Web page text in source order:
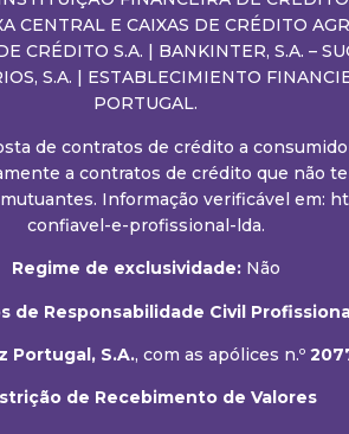
CENTRAL E CAIXAS DE CRÉDITO
CRÉDITO S.A. | BANKINTER, S.A. –
S.A. | ESTABLECIMIENTO
PORTUGAL.
de contratos de crédito a
a contratos de crédito que não
Informação verificável
confiavel-e-profissional-lda.
Regime de exclusividade:Não
de Responsabilidade Civil
Portugal, S.A., com as apólices n.º
de Recebimento de Valores